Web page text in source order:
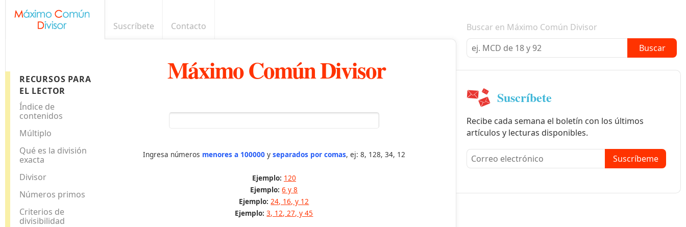
Suscríbete Contacto Boletín informativo
RECURSOS PARA
EL LECTOR
Índice de
contenidos
Múltiplo
Qué es la división
exacta
Divisor
Números primos
Criterios de
divisibilidad
Máximo Común Divisor
Ingresa números menores a 100000y separados por comas, ej: 8, 128, 34, 12
Ejemplo: 120
Ejemplo: 6 y 8
Ejemplo: 24, 16, y 12
Ejemplo: 3, 12, 27, y 45
Buscar en Máximo Común Divisor
Buscar
Suscríbete
Recibe cada semana el boletín con los últimos
artículos y lecturas disponibles.
Suscríbeme